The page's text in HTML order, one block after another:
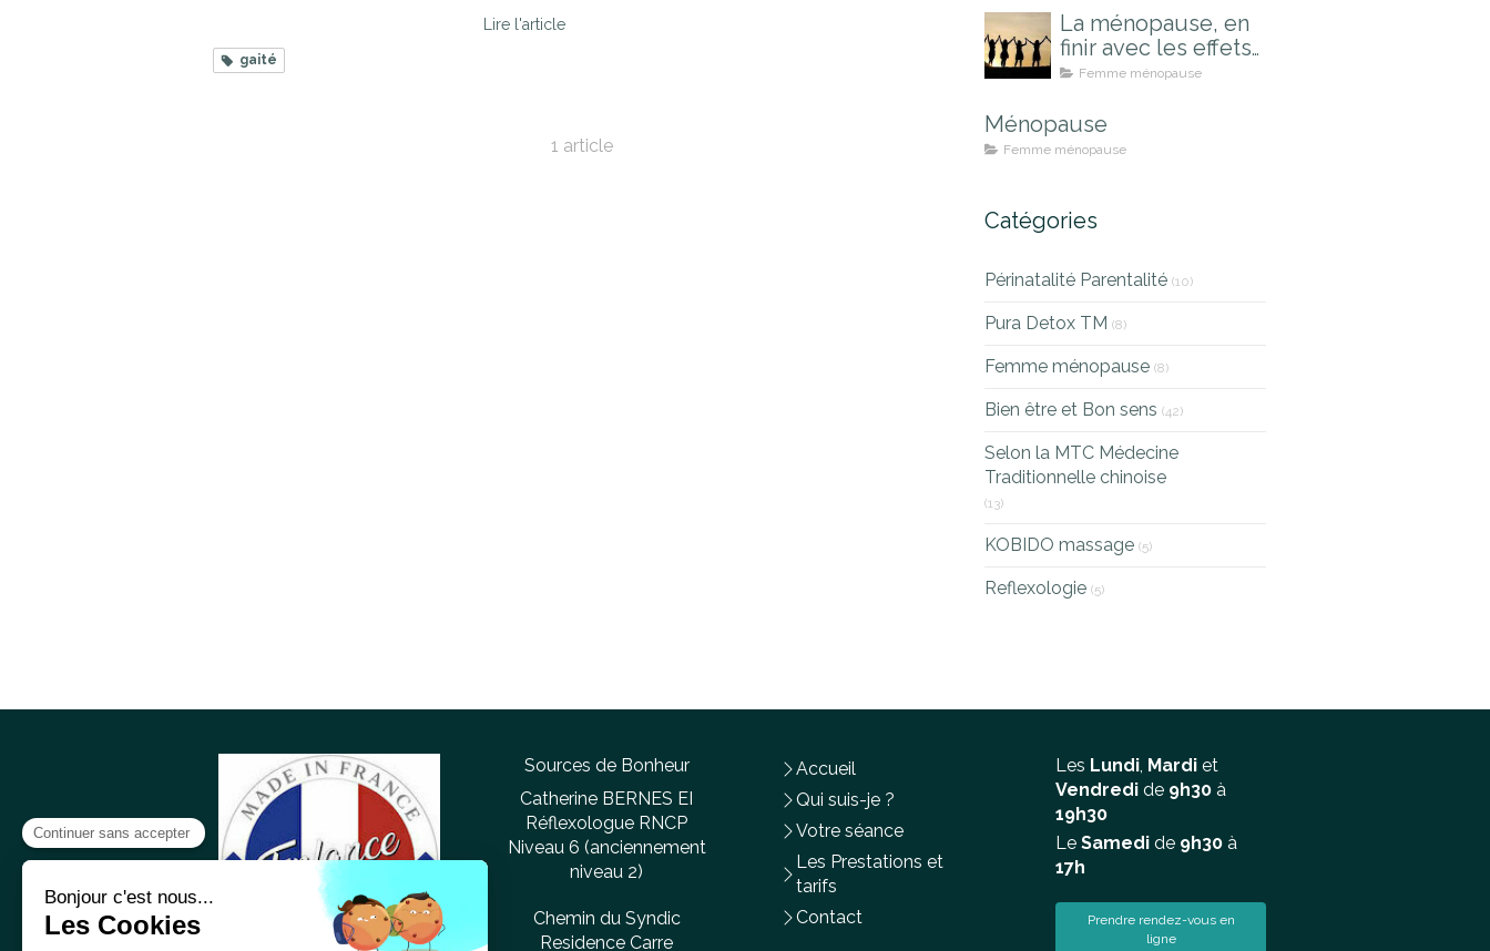
Lire l'article
gaité
1 article
La ménopause, en
finir avec les effets
indésirables
Femme ménopause
Ménopause
Femme ménopause
Catégories
Périnatalité Parentalité (10)
Pura Detox TM (8)
Femme ménopause (8)
Bien être et Bon sens (42)
Selon la MTC Médecine
Traditionnelle chinoise
(13)
KOBIDO massage (5)
Reflexologie (5)
Sources de Bonheur
Catherine BERNES EI
Réflexologue RNCP
Niveau 6 (anciennement
niveau 2)
Chemin du Syndic
Residence Carre
Accueil
Qui suis-je ?
Votre séance
Les Prestations et
tarifs
Contact
Les Lundi, Mardi et
Vendredi de 9h30 à
19h30
Le Samedi de 9h30 à
17h
Prendre rendez-vous en
ligne